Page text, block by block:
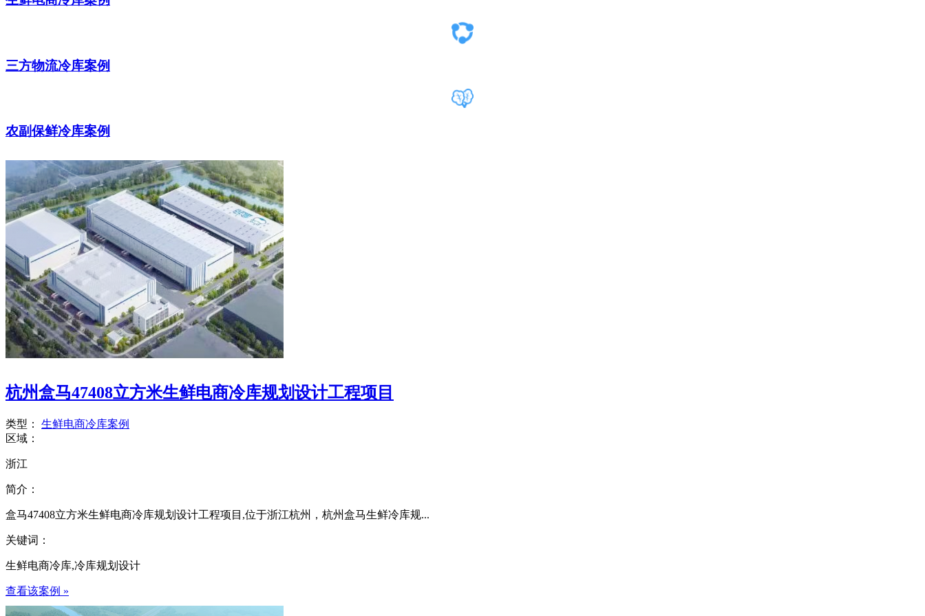
三方物流冷库案例
农副保鲜冷库案例
杭州盒马47408立方米生鲜电商冷库规划设计工程项目
类型：
生鲜电商冷库案例
区域：
浙江
简介：
盒马47408立方米生鲜电商冷库规划设计工程项目,位于浙江杭州，杭州盒马生鲜冷库规...
关键词：
生鲜电商冷库,冷库规划设计
查看该案例 »